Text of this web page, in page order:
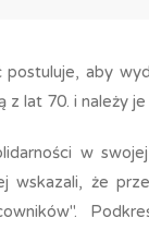
postuluje, aby
z lat 70. i należy je
w
wskazali, że